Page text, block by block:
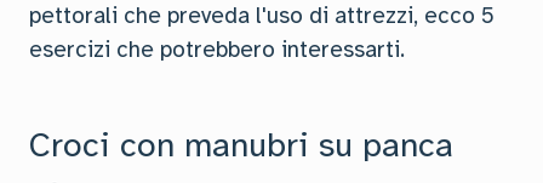
pettorali che preveda l'uso di attrezzi, ecco 5
esercizi che potrebbero interessarti.
Croci con manubri su panca